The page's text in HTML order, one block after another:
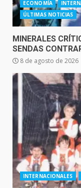
ECONOMÍA
ÚLTIMAS NOTICIAS
MINERALES
SENDAS
8 de agosto de 2026
INTERNACIONALES